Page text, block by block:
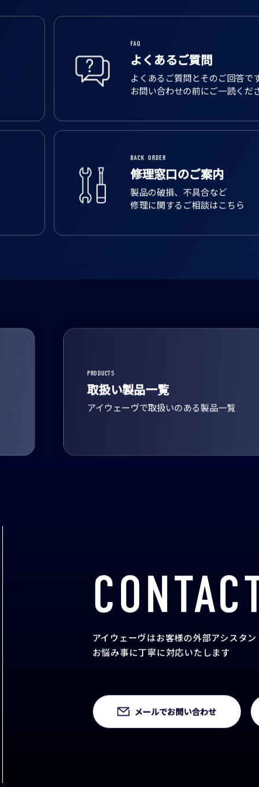
FAQ
よくあるご質問
よくあるご質問とそのご回答です
お問い合わせの前にご一読くだ
BACK ORDER
修理窓口のご案内
製品の破損、不具合など
修理に関するご相談はこちら
PRODUCTS
取扱い製品一覧
アイウェーヴで取扱いのある製品一覧
アイウェーヴはお客様の外部アシスタン
お悩み事に丁寧に対応いたします
メールでお問い合わせ